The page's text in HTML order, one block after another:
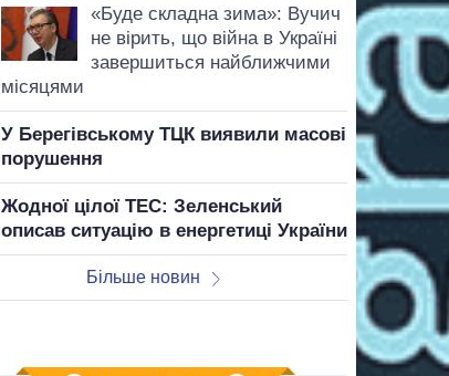
«Буде складна зима»: Вучич
не вірить, що війна в Україні
завершиться найближчими
місяцями
У Берегівському ТЦК виявили масові
порушення
Жодної цілої ТЕС: Зеленський
описав ситуацію в енергетиці України
Більше новин